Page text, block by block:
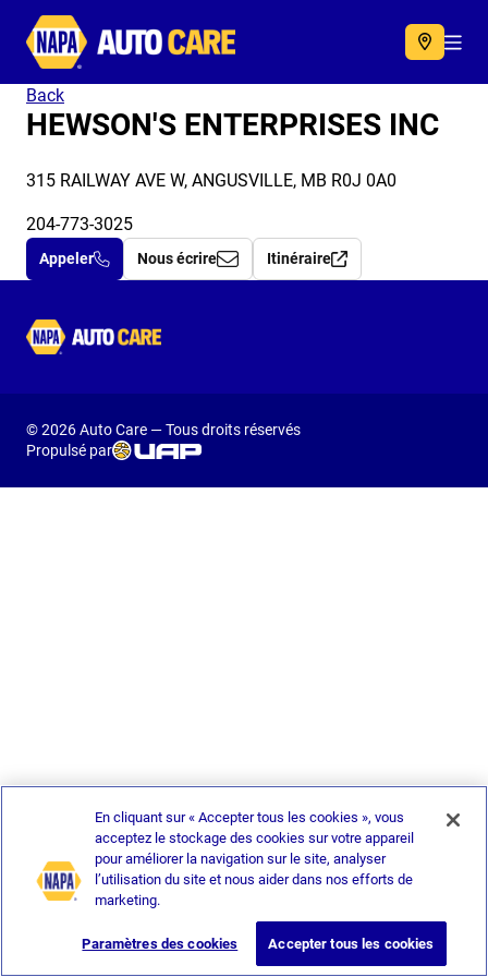
Autocare
Back
HEWSON'S ENTERPRISES INC
315 RAILWAY AVE W, ANGUSVILLE, MB R0J 0A0
204-773-3025
Appeler Nous écrire Itinéraire
Autocare
© 2026 Auto Care — Tous droits réservés
Propulsé par
En cliquant sur « Accepter tous les cookies », vous
acceptez le stockage des cookies sur votre appareil
pour améliorer la navigation sur le site, analyser
l’utilisation du site et nous aider dans nos efforts de
marketing.
Paramètres des cookies Accepter tous les cookies